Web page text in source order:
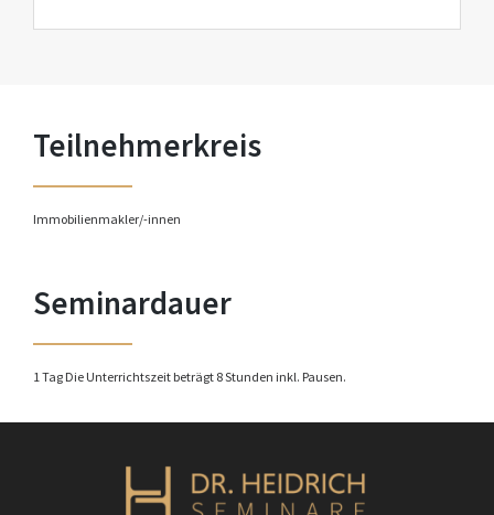
Teilnehmerkreis
Immobilienmakler/-innen
Seminardauer
1 Tag Die Unterrichtszeit beträgt 8 Stunden inkl. Pausen.